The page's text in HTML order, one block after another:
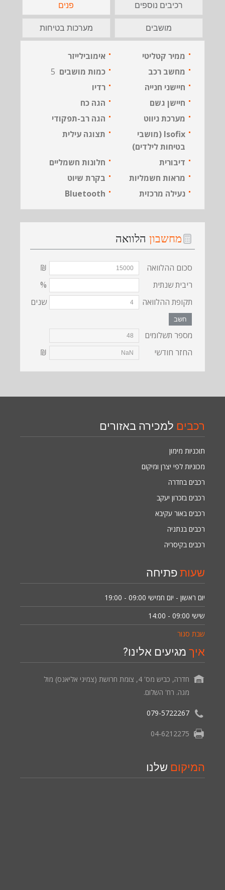
פנים רכיבים נוספים
מערכות בטיחות מושבים
ממיר קטליטי
אימובילייזר
מחשב רכב
כמות מושבים
חיישני חנייה
רדיו
חיישן גשם
הגה כח
מערכת ניווט
הגה רב-תפקודי
Isofix (מושבי
בטיחות לילדים)
תצוגה עילית
דיבורית
חלונות חשמליים
מראות חשמליות
בקרת שיוט
נעילה מרכזית
Bluetooth
מחשבון הלוואה
סכום ההלוואה
₪
ריבית שנתית
%
תקופת ההלוואה
שנים
חשב
מספר תשלומים
החזר חודשי
₪
רכבים למכירה באזורים
תוכניות מימון
מכוניות לפי יצרן ומיקום
רכבים בחדרה
רכבים בזכרון יעקב
רכבים באור עקיבא
רכבים בנתניה
רכבים בקיסריה
שעות פתיחה
09:00 - 19:00 יום ראשון - יום חמישי
09:00 - 14:00 שישי
שבת סגור
איך מגיעים אלינו?
חדרה, כביש מס' 4, צומת חרושת (צמיגי אליאנס) מול
מגה. רח' השלום.
079-5722267
04-6212275
המיקום שלנו